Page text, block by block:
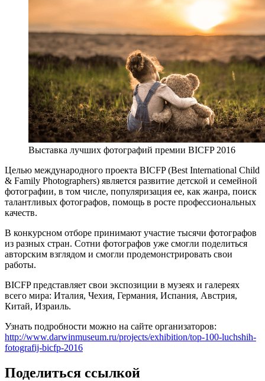
Выставка лучших фотографий премии BICFP 2016
Целью международного проекта BICFP (Best International Child
& Family Photographers) является развитие детской и семейной
фотографии, в том числе, популяризация ее, как жанра, поиск
талантливых фотографов, помощь в росте профессиональных
качеств.
В конкурсном отборе принимают участие тысячи фотографов
из разных стран. Сотни фотографов уже смогли поделиться
авторским взглядом и смогли продемонстрировать свои
работы.
BICFP представляет свои экспозиции в музеях и галереях
всего мира: Италия, Чехия, Германия, Испания, Австрия,
Китай, Израиль.
Узнать подробности можно на сайте организаторов:
http://www.darwinmuseum.ru/projects/exhibition/top-100-luchshih-
fotografij-bicfp-2016
Поделиться ссылкой